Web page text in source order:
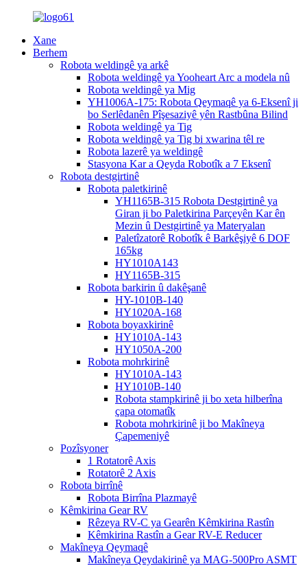
Xane
Berhem
Robota weldingê ya arkê
Robota weldingê ya Yooheart Arc a modela nû
Robota weldingê ya Mig
YH1006A-175: Robota Qeymaqê ya 6-Eksenî ji
bo Serlêdanên Pîşesaziyê yên Rastbûna Bilind
Robota weldingê ya Tig
Robota weldingê ya Tig bi xwarina têl re
Robota lazerê ya weldingê
Stasyona Kar a Qeyda Robotîk a 7 Eksenî
Robota destgirtinê
Robota paletkirinê
YH1165B-315 Robota Destgirtinê ya
Giran ji bo Paletkirina Parçeyên Kar ên
Mezin û Destgirtinê ya Materyalan
Paletîzatorê Robotîk ê Barkêşiyê 6 DOF
165kg
HY1010A143
HY1165B-315
Robota barkirin û dakêşanê
HY-1010B-140
HY1020A-168
Robota boyaxkirinê
HY1010A-143
HY1050A-200
Robota mohrkirinê
HY1010A-143
HY1010B-140
Robota stampkirinê ji bo xeta hilberîna
çapa otomatîk
Robota mohrkirinê ji bo Makîneya
Çapemeniyê
Pozîsyoner
1 Rotatorê Axis
Rotatorê 2 Axis
Robota birrînê
Robota Birrîna Plazmayê
Kêmkirina Gear RV
Rêzeya RV-C ya Gearên Kêmkirina Rastîn
Kêmkirina Rastîn a Gear RV-E Reducer
Makîneya Qeymaqê
Makîneya Qeydakirinê ya MAG-500Pro ASMT